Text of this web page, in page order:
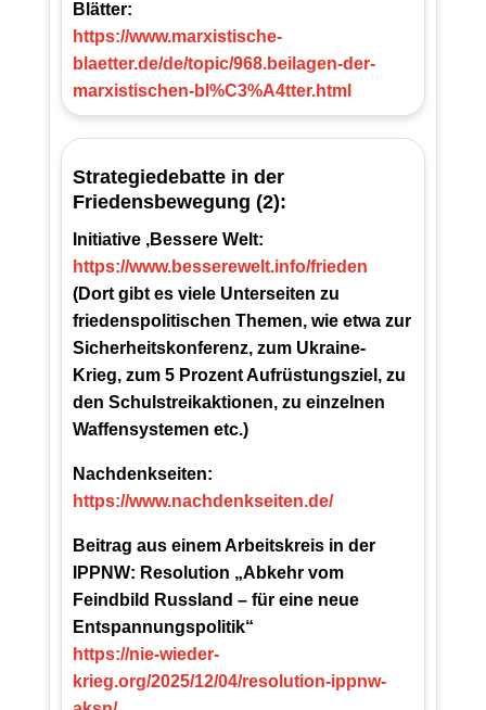
Blätter:
https://www.marxistische-
blaetter.de/de/topic/968.beilagen-der-
marxistischen-bl%C3%A4tter.html
Strategiedebatte in der
Friedensbewegung (2):
Initiative ‚Bessere Welt:
https://www.besserewelt.info/frieden
(Dort gibt es viele Unterseiten zu
friedenspolitischen Themen, wie etwa zur
Sicherheitskonferenz, zum Ukraine-
Krieg, zum 5 Prozent Aufrüstungsziel, zu
den Schulstreikaktionen, zu einzelnen
Waffensystemen etc.)
Nachdenkseiten:
https://www.nachdenkseiten.de/
Beitrag aus einem Arbeitskreis in der
IPPNW: Resolution „Abkehr vom
Feindbild Russland – für eine neue
Entspannungspolitik“
https://nie-wieder-
krieg.org/2025/12/04/resolution-ippnw-